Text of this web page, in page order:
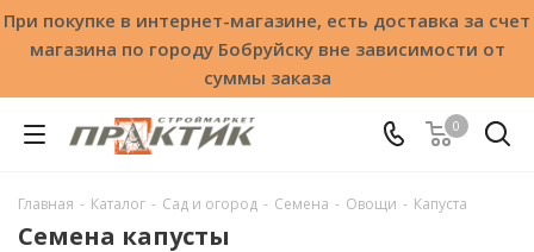
При покупке в интернет-магазине, есть доставка за счет
магазина по городу Бобруйску вне зависимости от
суммы заказа
0
Главная - Каталог - Сад и огород - Семена - Овощи - Капуста
Семена капусты